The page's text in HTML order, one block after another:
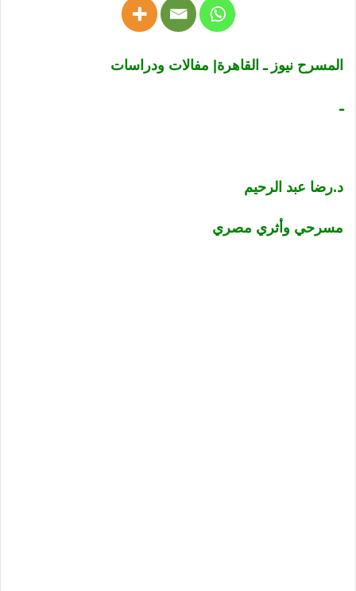
المسرح نيوز ـ القاهرة| مفالات ودراسات
ـ
د.رضا عبد الرحيم
مسرحي وأثري مصري